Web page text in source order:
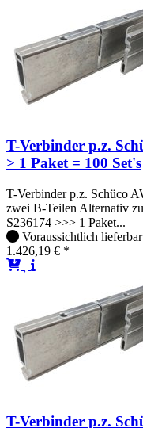
T-Verbinder p.z.
> 1 Paket = 100 Set's
T-Verbinder p.z. Schüco
zwei B-Teilen Alternativ
S236174 >>> 1 Paket...
Voraussichtlich lieferbar
1.426,19 € *
T-Verbinder p.z.